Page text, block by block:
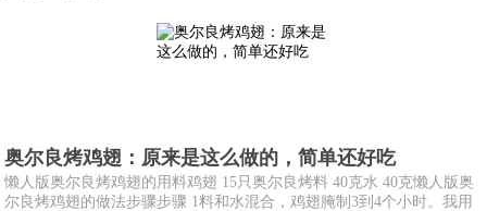
奥尔良烤鸡翅：原来是这么做的，简单还好吃
懒人版奥尔良烤鸡翅的用料鸡翅 15只奥尔良烤料 40克水 40克懒人版奥
尔良烤鸡翅的做法步骤步骤 1料和水混合，鸡翅腌制3到4个小时。我用